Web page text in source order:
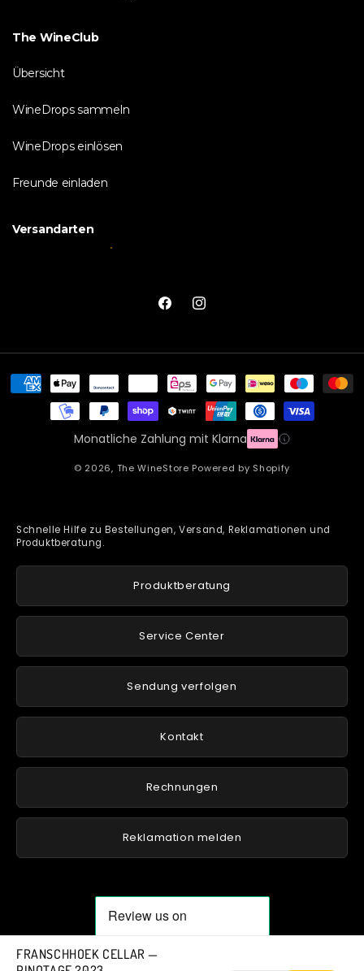
FRANSCHHOEK CELLAR —
The WineClub
Übersicht
WineDrops sammeln
WineDrops einlösen
Freunde einladen
Versandarten
FacebookInstagram
Zahlungsmethoden
Monatliche Zahlung mit Klarna
© 2026, The WineStore Powered by Shopify
Schnelle Hilfe zu Bestellungen, Versand, Reklamationen und
Produktberatung.
Produktberatung
Service Center
Sendung verfolgen
Kontakt
Rechnungen
Reklamation melden